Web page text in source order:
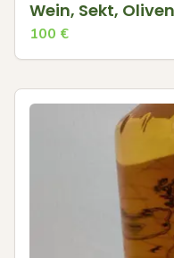
Wein, Sekt,
100 €